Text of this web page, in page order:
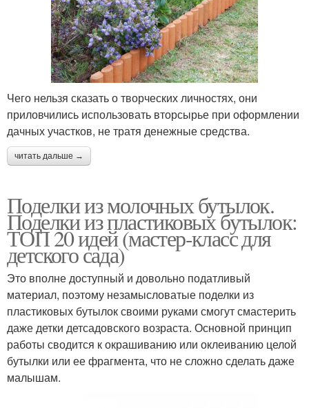
Чего нельзя сказать о творческих личностях, они
приловчились использовать вторсырье при оформлении
дачных участков, не тратя денежные средства.
читать дальше →
Поделки из молочных бутылок.
Поделки из пластиковых бутылок:
ТОП 20 идей (мастер-класс для
детского сада)
Это вполне доступный и довольно податливый
материал, поэтому незамысловатые поделки из
пластиковых бутылок своими руками смогут смастерить
даже детки детсадовского возраста. Основной принцип
работы сводится к окрашиванию или оклеиванию целой
бутылки или ее фрагмента, что не сложно сделать даже
малышам.